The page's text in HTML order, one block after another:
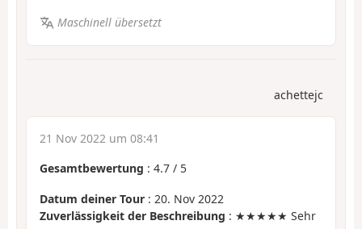
Maschinell übersetzt
achettejc
21 Nov 2022 um 08:41
Gesamtbewertung : 4.7 / 5
Datum deiner Tour : 20. Nov 2022
Zuverlässigkeit der Beschreibung : ★★★★★ Sehr